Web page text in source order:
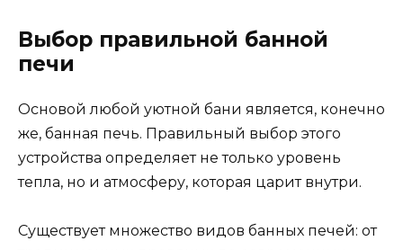
Выбор правильной банной
печи
Основой любой уютной бани является, конечно
же, банная печь. Правильный выбор этого
устройства определяет не только уровень
тепла, но и атмосферу, которая царит внутри.
Существует множество видов банных печей: от